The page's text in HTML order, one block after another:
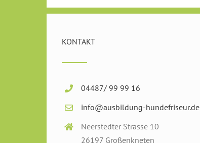
KONTAKT
04487/ 99 99 16
info@ausbildung-hundefriseur.de
Neerstedter Strasse 10
26197 Großenkneten